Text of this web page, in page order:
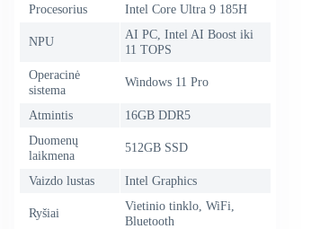
Procesorius Intel Core Ultra 9 185H
NPU
AI PC, Intel AI Boost iki
11 TOPS
Operacinė
sistema
Windows 11 Pro
Atmintis
16GB DDR5
Duomenų
laikmena
512GB SSD
Vaizdo lustas Intel Graphics
Ryšiai
Vietinio tinklo, WiFi,
Bluetooth